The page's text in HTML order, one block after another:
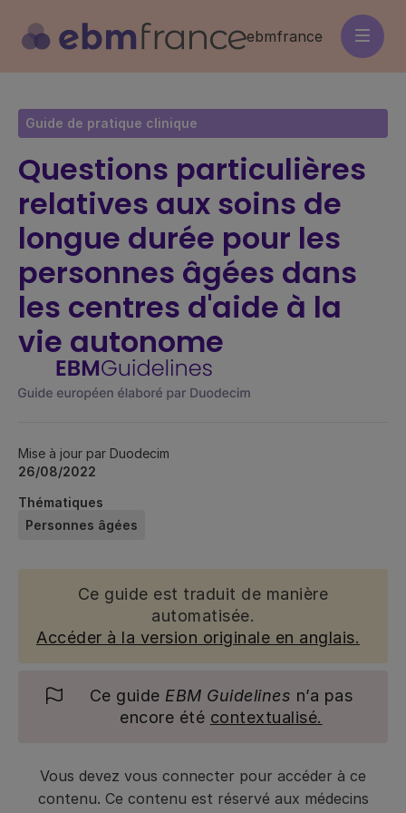
contenu
principal
ebmfrance
Guide de pratique clinique
Questions particulières
relatives aux soins de
longue durée pour les
personnes âgées dans
les centres d'aide à la
vie autonome
Mise à jour par Duodecim
26/08/2022
Thématiques
Personnes âgées
Ce guide est traduit de manière
automatisée.
Accéder à la version originale en anglais.
Ce guide EBM Guidelines n’a pas
encore été contextualisé.
Vous devez vous connecter pour accéder à ce
contenu. Ce contenu est réservé aux médecins